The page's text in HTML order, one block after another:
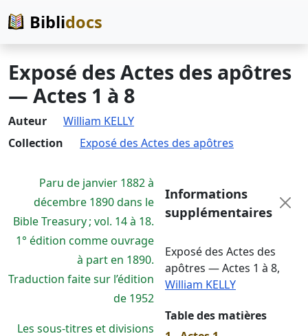
Biblidocs
Exposé des Actes des apôtres
— Actes 1 à 8
Auteur
William KELLY
Collection
Exposé des Actes des apôtres
Paru de janvier 1882 à
décembre 1890 dans le
Bible Treasury ; vol. 14 à 18.
1° édition comme ouvrage
à part en 1890.
Traduction faite sur l’édition
de 1952
Les sous-titres et divisions
Informations
supplémentaires
Exposé des Actes des
apôtres — Actes 1 à 8,
William KELLY
Table des matières